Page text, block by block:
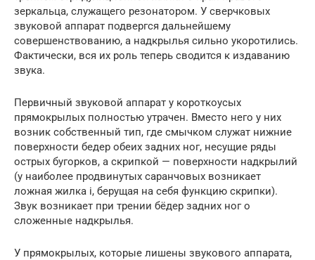
зеркальца, служащего резонатором. У сверчковых
звуковой аппарат подвергся дальнейшему
совершенствованию, а надкрылья сильно укоротились.
Фактически, вся их роль теперь сводится к издаванию
звука.
Первичный звуковой аппарат у короткоусых
прямокрылых полностью утрачен. Вместо него у них
возник собственный тип, где смычком служат нижние
поверхности бедер обеих задних ног, несущие ряды
острых бугорков, а скрипкой — поверхности надкрылий
(у наиболее продвинутых саранчовых возникает
ложная жилка i, берущая на себя функцию скрипки).
Звук возникает при трении бёдер задних ног о
сложенные надкрылья.
У прямокрылых, которые лишены звукового аппарата,